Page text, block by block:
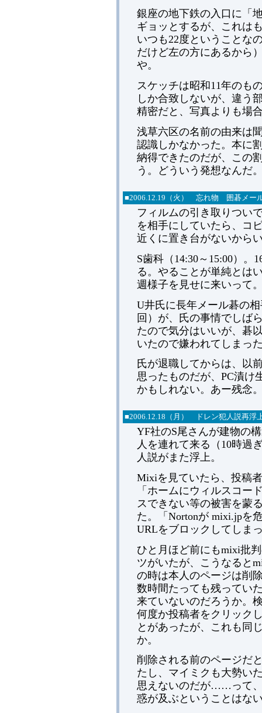
銀座の地下鉄の入口に「
ギョッとするが、これは
いつも22度ということな
だけど左の方にあるから
や。
スケッチは昭和11年のも
しか合致しないが、違う
精密だと、写真よりも場
浅草六区の名前の由来は
認識しかなかった。本に
納得できたのだが、この
う。どういう発想なんだ
■2006.12.19（火） 忘れ物 囲碁メー
フィルムの引き取りつい
を相手にしていたら、コ
近くに置き台がないから
S歯科（14:30～15:00）。
る。やることが単純とは
週様子を見せに来いって
U井氏に長年メール碁の
回）が、氏の事情でしば
たので気分はいいが、碁
いたので嫌われてしまっ
氏が退職してからは、以
思ったものだが、PC漬け
かもしれない。あー残念
■2006.12.18（月） ドレン犯人説再
YF社のS尾さんが建物の
人を連れて来る（10時過
人説がまた浮上。
Mixiを見ていたら、投稿
「ホームにウィルスコー
スできない等の被害を蒙
た。「Nortonが mixi.jpを
URLをブロックしてしま
ひと月ほど前にもmixi批
ツがいたが、こうなると
の時は本人のページは削
数時間たっても残ってい
来ていないのだろうか。
何度か投稿者をクリック
とがあったが、これも同
か。
削除される前のページだ
たし、マイミクも大勢い
思えないのだが……って
惑が及ぶということはな